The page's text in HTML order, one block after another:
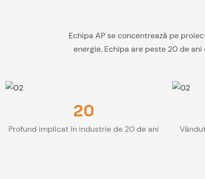
Echipa AP se concentrează pe
energie. Echipa are peste 20 de
20
Profund implicat în industrie de 20 de ani